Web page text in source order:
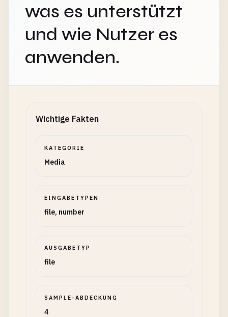
was es unterstützt
und wie Nutzer es
anwenden.
Wichtige Fakten
KATEGORIE
Media
EINGABETYPEN
file, number
AUSGABETYP
file
SAMPLE-ABDECKUNG
4